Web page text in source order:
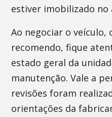
estiver imobilizado no
Ao negociar o veículo,
recomendo, fique
estado geral da
manutenção. Vale a
revisões foram
orientações da